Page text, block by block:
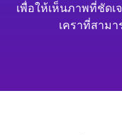
เพื่อให้เห็นภาพที่ชัด
เคราที่สาม